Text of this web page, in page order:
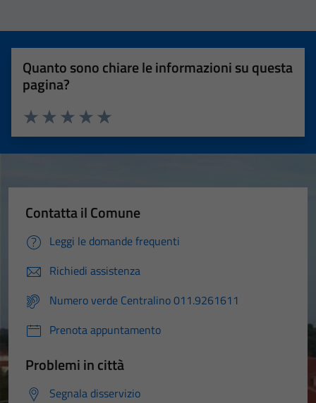
Quanto sono chiare le informazioni su questa
pagina?
Valuta 5 stelle su 5
Valuta 4 stelle su 5
Valuta 3 stelle su 5
Valuta 2 stelle su 5
Valuta 1 stelle su 5
Contatta il Comune
Leggi le domande frequenti
Richiedi assistenza
Numero verde Centralino 011.9261611
Prenota appuntamento
Problemi in città
Segnala disservizio